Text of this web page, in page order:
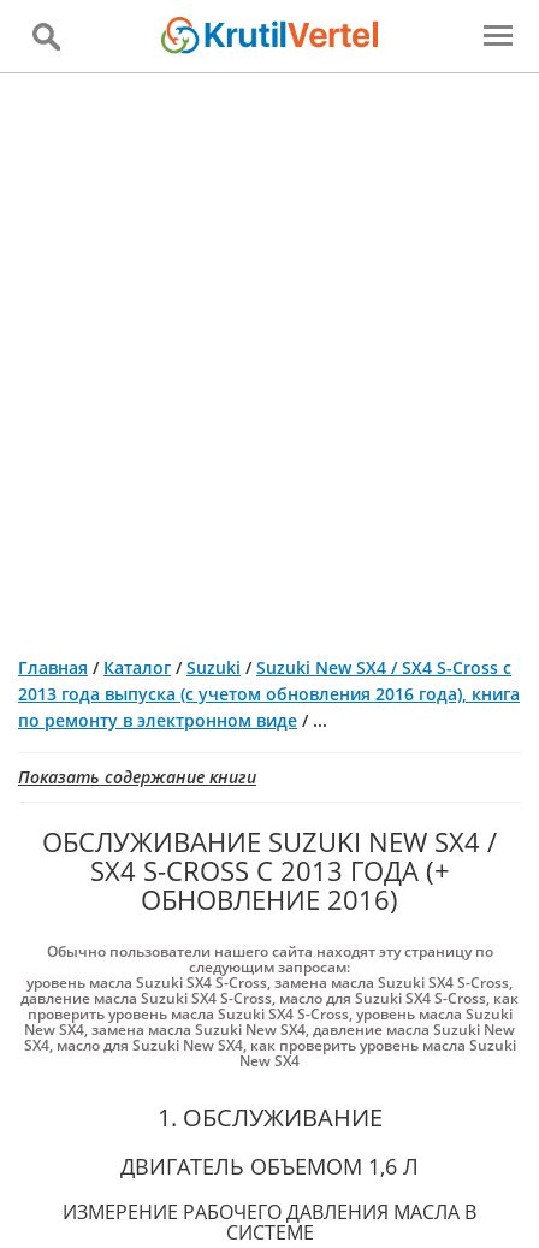
Главная / Каталог /Suzuki /Suzuki New SX4 / SX4 S-Cross с
2013 года выпуска (с учетом обновления 2016 года), книга
по ремонту в электронном виде / ...
Показать содержание книги
ОБСЛУЖИВАНИЕ SUZUKI NEW SX4 /
SX4 S-CROSS С 2013 ГОДА (+
ОБНОВЛЕНИЕ 2016)
Обычно пользователи нашего сайта находят эту страницу по
следующим запросам:
уровень масла Suzuki SX4 S-Cross,замена масла Suzuki SX4 S-Cross,
давление масла Suzuki SX4 S-Cross, масло для Suzuki SX4 S-Cross, как
проверить уровень масла Suzuki SX4 S-Cross,уровень масла Suzuki
New SX4,замена масла Suzuki New SX4,давление масла Suzuki New
SX4, масло для Suzuki New SX4, как проверить уровень масла Suzuki
New SX4
1. ОБСЛУЖИВАНИЕ
ДВИГАТЕЛЬ ОБЪЕМОМ 1,6 Л
ИЗМЕРЕНИЕ РАБОЧЕГО ДАВЛЕНИЯ МАСЛА В
СИСТЕМЕ